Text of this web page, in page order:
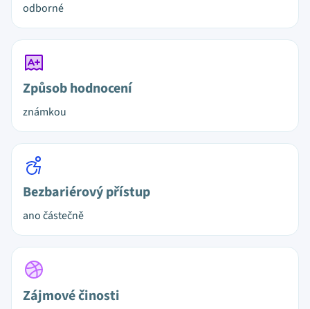
odborné
Způsob hodnocení
známkou
Bezbariérový přístup
ano částečně
Zájmové činosti